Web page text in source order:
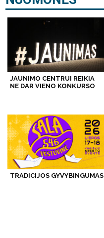
JAUNIMO CENTRUI REIKIA
NE DAR VIENO KONKURSO
TRADICIJOS GYVYBINGUMAS